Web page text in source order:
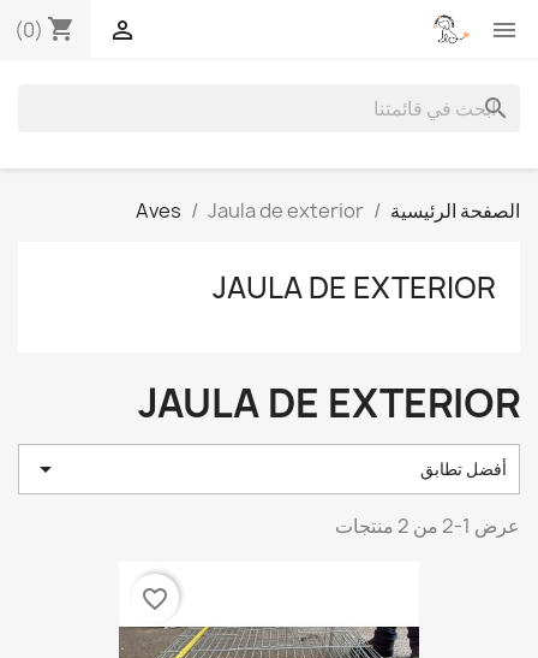

shopping_cart
(0) 
search
الصفحة الرئيسية Aves Jaula de exterior
JAULA DE EXTERIOR
JAULA DE EXTERIOR
أفضل تطابق 
عرض 1-2 من 2 منتجات
favorite_border